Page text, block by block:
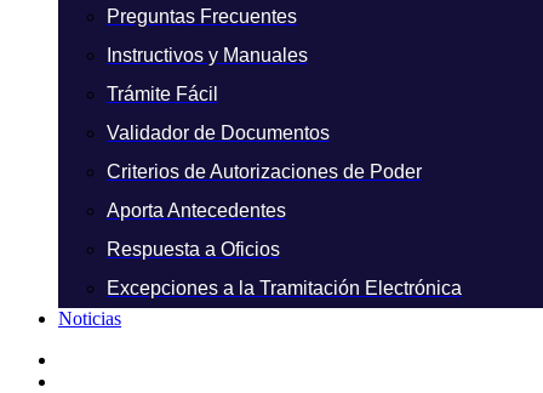
Preguntas Frecuentes
Instructivos y Manuales
Trámite Fácil
Validador de Documentos
Criterios de Autorizaciones de Poder
Aporta Antecedentes
Respuesta a Oficios
Excepciones a la Tramitación Electrónica
Noticias